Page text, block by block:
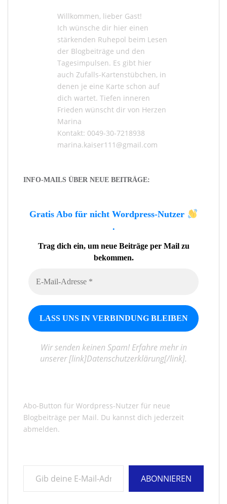
Willkommen, lieber Gast!
Ich wünsche dir hier einen
stärkenden Ruhepol beim Lesen
der Blogbeiträge und den
Tagesimpulsen. Es gibt hier
auch Zufalls-Kartenstübchen, in
denen je eine Karte schon auf
dich wartet. Tiefen inneren
Frieden wünscht dir von Herzen
Marina
Kontakt: 0049-30-7218938
marina.kaiser111@gmail.com
INFO-MAILS ÜBER NEUE BEITRÄGE:
Gratis Abo für nicht Wordpress-Nutzer
.
Trag dich ein, um neue Beiträge per Mail zu
bekommen.
Wir senden keinen Spam! Erfahre mehr in
unserer [link]Datenschutzerklärung[/link].
Abo-Button für Wordpress-Nutzer für neue
Blogbeiträge per Mail. Du kannst dich jederzeit
abmelden.
ABONNIEREN